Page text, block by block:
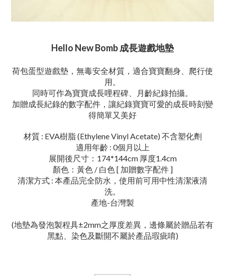
Hello New Bomb 成長遊戲地墊
荷包蛋型遊戲墊，無毒安全材質，適合寶寶翻身、爬行使
用。
同時可作為寶寶成長哩程碑 、月齡紀錄拍攝。
加贈成長紀錄的數字配件，讓紀錄寶寶可愛的成長時刻變
得簡單又美好
材質 : EVA樹脂 (Ethylene Vinyl Acetate) 不含塑化劑
適用年齡 : 0個月以上
展開後尺寸：174*144cm 厚度1.4cm
顏色：黃色 / 白色 [ 加贈數字配件 ]
清潔方式 : 本產品完全防水，使用前可用中性清潔液清
洗。
產地-台灣製
(地墊為發泡製程具±2mm之厚度差異，邊條屬於贈品若有
黑點、染色及斷開不屬於產品瑕疵唷)